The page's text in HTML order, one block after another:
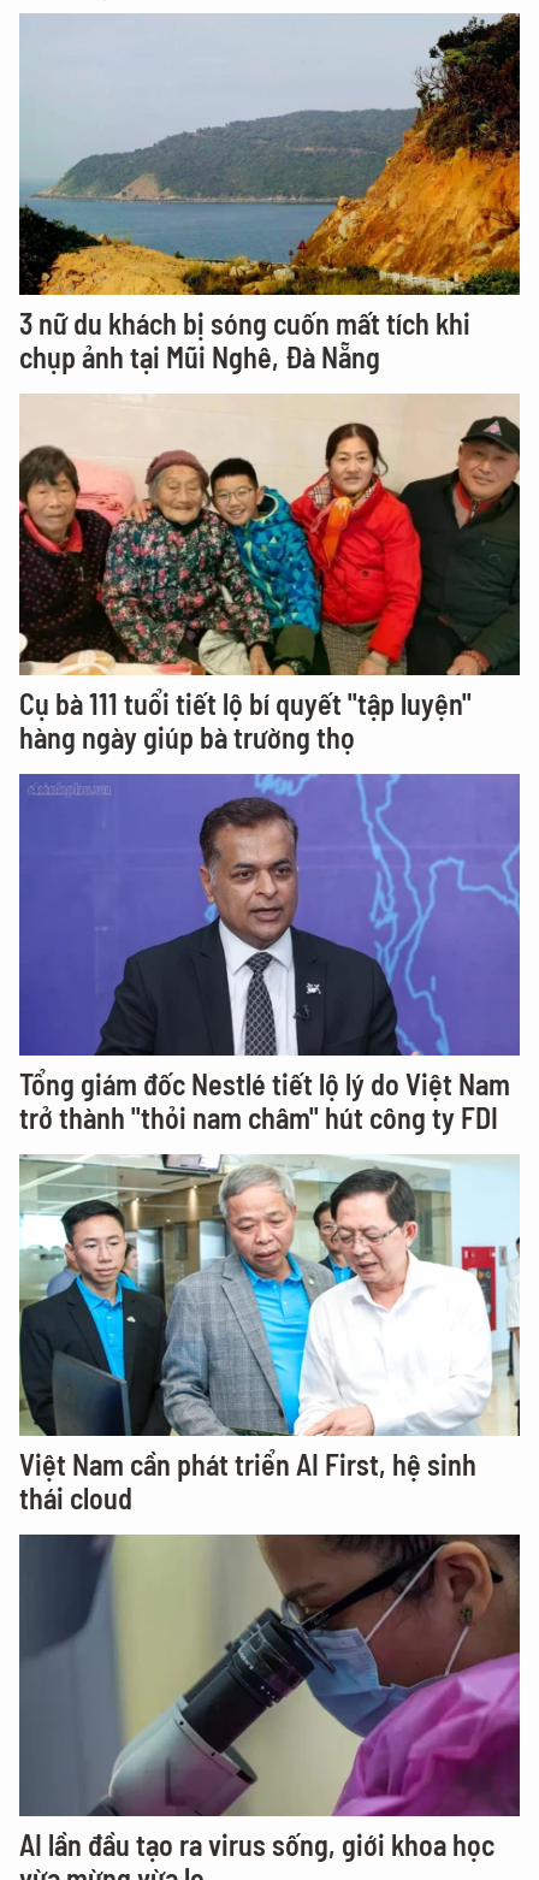
3 nữ du khách bị sóng cuốn mất tích khi
chụp ảnh tại Mũi Nghê, Đà Nẵng
Cụ bà 111 tuổi tiết lộ bí quyết "tập luyện"
hàng ngày giúp bà trường thọ
Tổng giám đốc Nestlé tiết lộ lý do Việt Nam
trở thành "thỏi nam châm" hút công ty FDI
Việt Nam cần phát triển AI First, hệ sinh
thái cloud
AI lần đầu tạo ra virus sống, giới khoa học